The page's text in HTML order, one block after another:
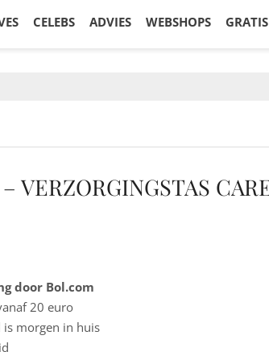
CELEBS ADVIES WEBSHOPS GRATIS
VERZORGINGSTAS
door Bol.com
20 euro
is morgen in huis